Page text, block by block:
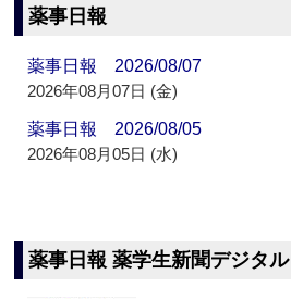
薬事日報
薬事日報 2026/08/07
2026年08月07日 (金)
薬事日報 2026/08/05
2026年08月05日 (水)
薬事日報 薬学生新聞デジタル